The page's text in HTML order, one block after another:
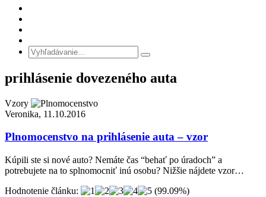
prihlásenie dovezeného auta
Vzory
Veronika, 11.10.2016
Plnomocenstvo na prihlásenie auta – vzor
Kúpili ste si nové auto? Nemáte čas “behať po úradoch” a
potrebujete na to splnomocniť inú osobu? Nižšie nájdete vzor…
Hodnotenie článku:
(99.09%)